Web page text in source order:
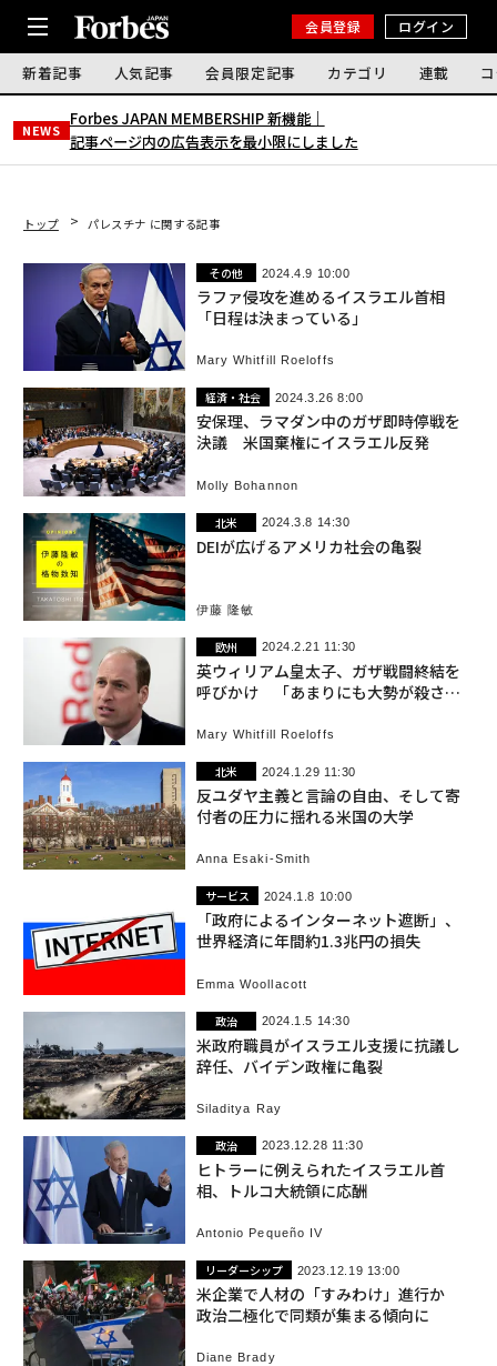
会員登録 ログイン
新着記事 人気記事 会員限定記事 カテゴリ 連載
NEWS
Forbes JAPAN MEMBERSHIP 新機能｜
記事ページ内の広告表示を最小限にしました
トップ パレスチナ に関する記事
その他 2024.4.9 10:00
ラファ侵攻を進めるイスラエル首相
「日程は決まっている」
Mary Whitfill Roeloffs
経済・社会 2024.3.26 8:00
安保理、ラマダン中のガザ即時停戦を
決議 米国棄権にイスラエル反発
Molly Bohannon
北米 2024.3.8 14:30
DEIが広げるアメリカ社会の亀裂
伊藤 隆敏
欧州 2024.2.21 11:30
英ウィリアム皇太子、ガザ戦闘終結を
呼びかけ 「あまりにも大勢が殺され
Mary Whitfill Roeloffs
北米 2024.1.29 11:30
反ユダヤ主義と言論の自由、そして寄
付者の圧力に揺れる米国の大学
Anna Esaki-Smith
サービス 2024.1.8 10:00
「政府によるインターネット遮断」、
世界経済に年間約1.3兆円の損失
Emma Woollacott
政治 2024.1.5 14:30
米政府職員がイスラエル支援に抗議し
辞任、バイデン政権に亀裂
Siladitya Ray
政治 2023.12.28 11:30
ヒトラーに例えられたイスラエル首
相、トルコ大統領に応酬
Antonio Pequeño IV
リーダーシップ 2023.12.19 13:00
米企業で人材の「すみわけ」進行か
政治二極化で同類が集まる傾向に
Diane Brady